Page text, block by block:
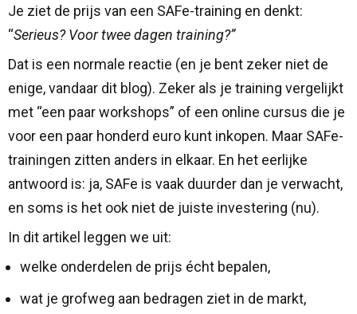
Je ziet de prijs van een SAFe-training en denkt:
“Serieus? Voor twee dagen training?”
Dat is een normale reactie (en je bent zeker niet de
enige, vandaar dit blog). Zeker als je training vergelijkt
met “een paar workshops” of een online cursus die je
voor een paar honderd euro kunt inkopen. Maar SAFe-
trainingen zitten anders in elkaar. En het eerlijke
antwoord is: ja, SAFe is vaak duurder dan je verwacht,
en soms is het ook niet de juiste investering (nu).
In dit artikel leggen we uit:
welke onderdelen de prijs écht bepalen,
wat je grofweg aan bedragen ziet in de markt,